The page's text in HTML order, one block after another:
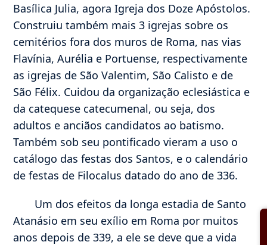
Basílica Julia, agora Igreja dos Doze Apóstolos.
Construiu também mais 3 igrejas sobre os
cemitérios fora dos muros de Roma, nas vias
Flavínia, Aurélia e Portuense, respectivamente
as igrejas de São Valentim, São Calisto e de
São Félix. Cuidou da organização eclesiástica e
da catequese catecumenal, ou seja, dos
adultos e anciãos candidatos ao batismo.
Também sob seu pontificado vieram a uso o
catálogo das festas dos Santos, e o calendário
de festas de Filocalus datado do ano de 336.
Um dos efeitos da longa estadia de Santo
Atanásio em seu exílio em Roma por muitos
anos depois de 339, a ele se deve que a vida